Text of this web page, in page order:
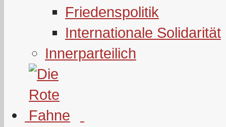
Friedenspolitik
Internationale Solidarität
Innerparteilich